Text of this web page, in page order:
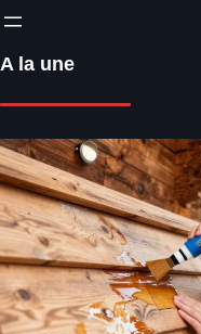
A la une